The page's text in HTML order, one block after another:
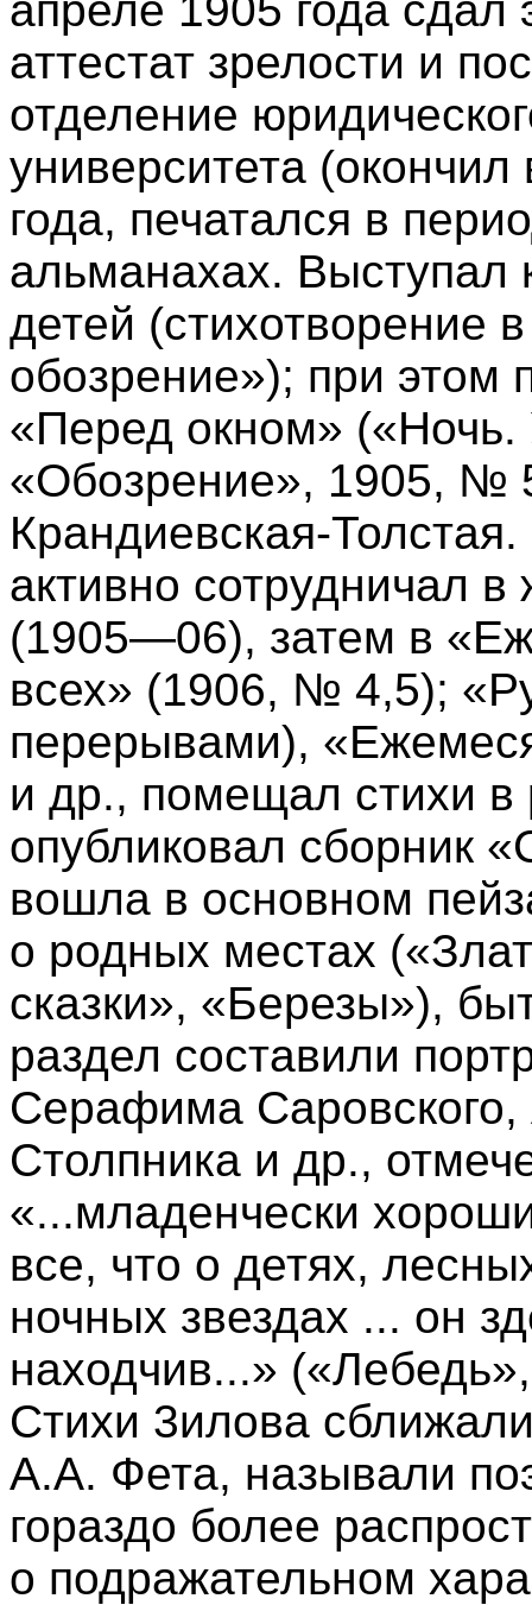
апреле 1905 года сдал
аттестат зрелости и
отделение
университета
года, печатался в
альманахах. Выступал
детей (стихотворение
обозрение»); при этом
«Перед окном»
«Обозрение», 1905, №
Крандиевская-
активно сотрудничал
(1905—06), затем в
всех» (1906, № 4,5);
перерывами),
и др., помещал стихи
опубликовал сборник
вошла в основном
о родных местах
сказки», «Березы»),
раздел составили
Серафима
Столпника и др.,
«...младенчески
все, что о детях,
ночных звездах ... он
находчив...»
Стихи 3илова
А.А. Фета, называли
гораздо более
о подражательном